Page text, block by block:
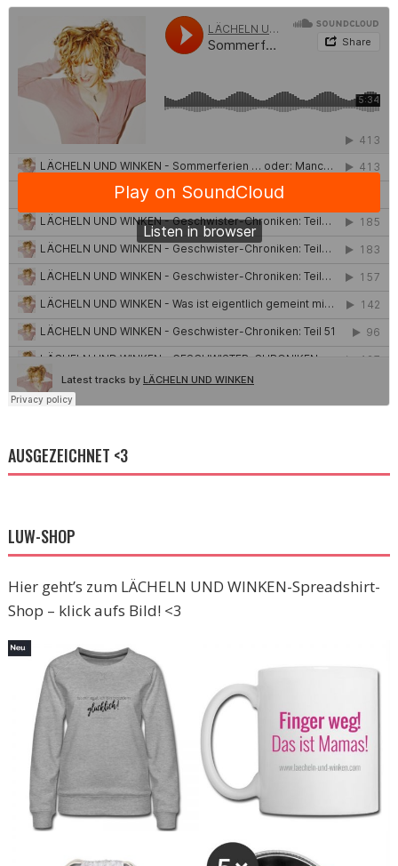
AUSGEZEICHNET <3
LUW-SHOP
Hier geht’s zum LÄCHELN UND WINKEN-Spreadshirt-
Shop – klick aufs Bild! <3